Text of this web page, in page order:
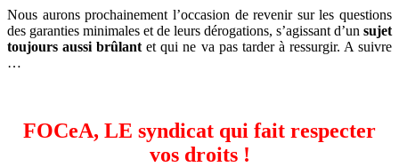
Nous aurons prochainement l’occasion de revenir sur les questions
des garanties minimales et de leurs dérogations, s’agissant d’un sujet
toujours aussi brûlant et qui ne va pas tarder à ressurgir. A suivre
…
FOCeA, LE syndicat qui fait respecter
vos droits !